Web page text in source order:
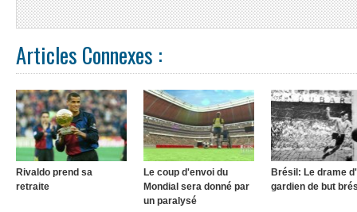
Articles Connexes :
Rivaldo prend sa
retraite
Le coup d'envoi du
Mondial sera donné par
un paralysé
Brésil: Le drame
gardien de but